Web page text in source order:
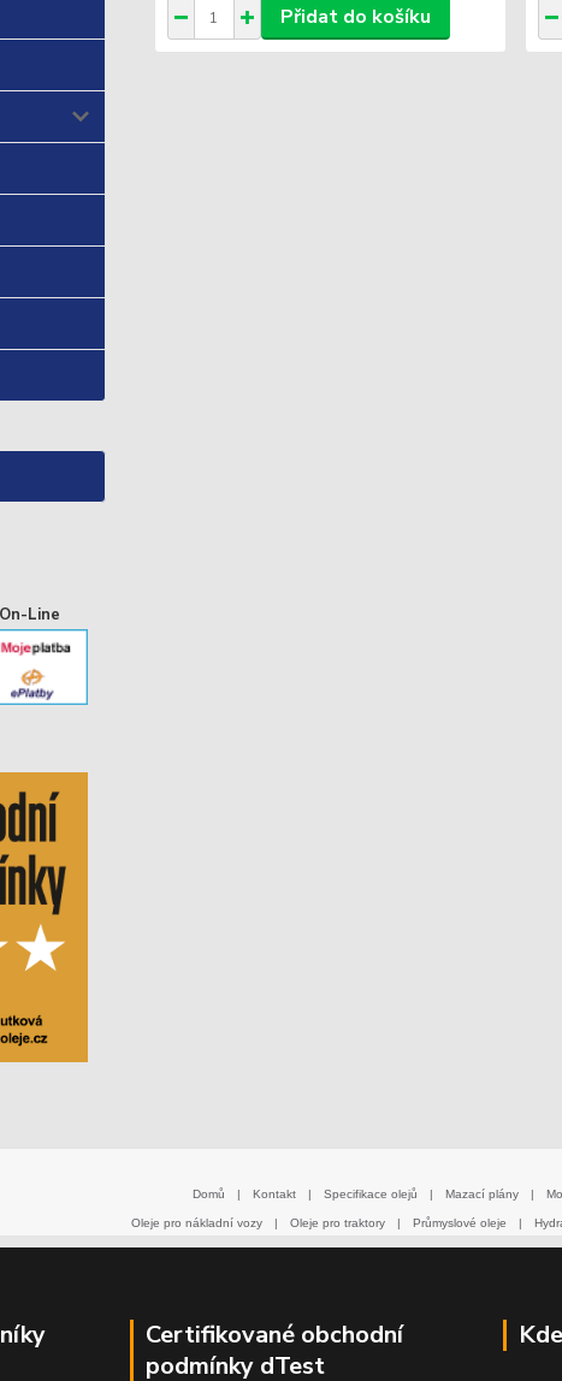
Line
Přidat do košíku
Domů | Kontakt | Specifikace olejů | Mazací plány |
Oleje pro nákladní vozy | Oleje pro traktory | Průmyslové oleje |
Certifikované obchodní
podmínky dTest